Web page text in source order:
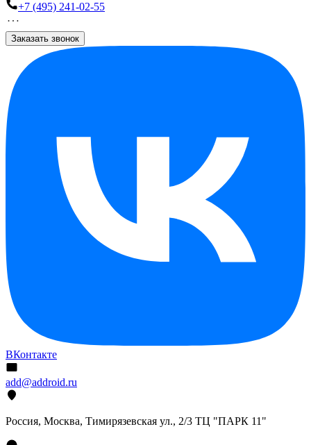
+7 (495) 241-02-55
Заказать звонок
ВКонтакте
add@addroid.ru
Россия, Москва, Тимирязевская ул., 2/3 ТЦ "ПАРК 11"